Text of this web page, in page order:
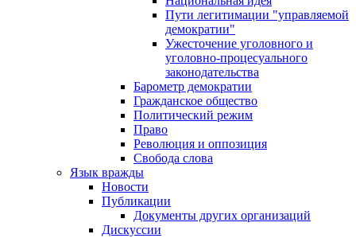
Пути легитимации "управляемой
демократии"
Ужесточение уголовного и
уголовно-процесуального
законодательства
Барометр демократии
Гражданское общество
Политический режим
Право
Революция и оппозиция
Свобода слова
Язык вражды
Новости
Публикации
Документы других организаций
Дискуссии